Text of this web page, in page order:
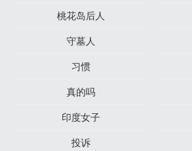
桃花岛后人
守墓人
习惯
真的吗
印度女子
投诉